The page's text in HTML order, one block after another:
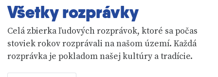
Všetky rozprávky
Celá zbierka ľudových rozprávok, ktoré sa počas
stoviek rokov rozprávali na našom území. Každá
rozprávka je pokladom našej kultúry a tradície.